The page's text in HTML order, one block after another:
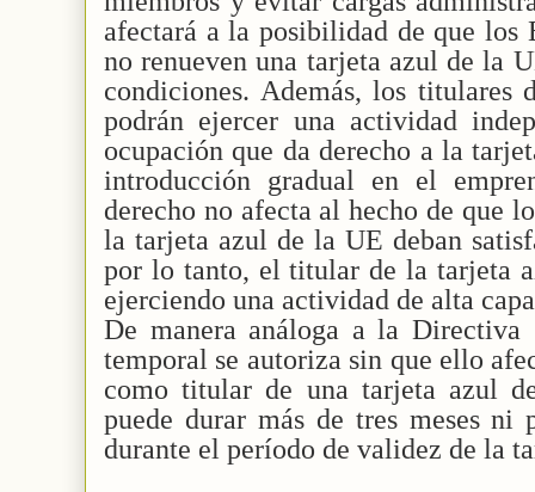
afectará a la posibilidad de que los
no renueven una tarjeta azul de la
condiciones. Además, los
podrán ejercer una actividad
ocupación que da derecho a la
introducción gradual en el
derecho no afecta al hecho de que
la tarjeta azul de la UE deban
por lo tanto, el titular de la tarjeta
ejerciendo una actividad de alta
De manera análoga a la Directiva
temporal se autoriza sin que ello
como titular de una tarjeta azul
puede durar más de tres meses ni
durante el período de validez de la